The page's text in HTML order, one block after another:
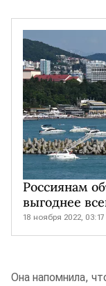
Россиянам
выгоднее
18 ноября 2022, 03:17
Она напомнила,